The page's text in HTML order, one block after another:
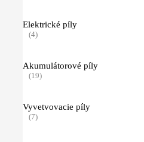
Elektrické píly
(4)
Akumulátorové píly
(19)
Vyvetvovacie píly
(7)